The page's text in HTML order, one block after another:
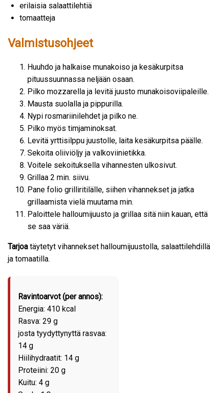
erilaisia salaattilehtiä
tomaatteja
Valmistusohjeet
Huuhdo ja halkaise munakoiso ja kesäkurpitsa
pituussuunnassa neljään osaan.
Pilko mozzarella ja levitä juusto munakoisoviipaleille.
Mausta suolalla ja pippurilla.
Nypi rosmariinilehdet ja pilko ne.
Pilko myös timjaminoksat.
Levitä yrttisilppu juustolle, laita kesäkurpitsa päälle.
Sekoita oliiviöljy ja valkoviinietikka.
Voitele sekoituksella vihannesten ulkosivut.
Grillaa 2 min. siivu.
Pane folio grilliritilälle, siihen vihannekset ja jatka
grillaamista vielä muutama min.
Paloittele halloumijuusto ja grillaa sitä niin kauan, että
se saa väriä.
Tarjoa täytetyt vihannekset halloumijuustolla, salaattilehdillä
ja tomaatilla.
Ravintoarvot (per annos):
Energia: 410 kcal
Rasva: 29 g
josta tyydyttynyttä rasvaa:
14 g
Hiilihydraatit: 14 g
Proteiini: 20 g
Kuitu: 4 g